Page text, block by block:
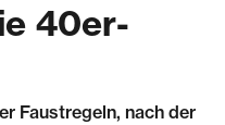
40er-
Faustregeln, nach der